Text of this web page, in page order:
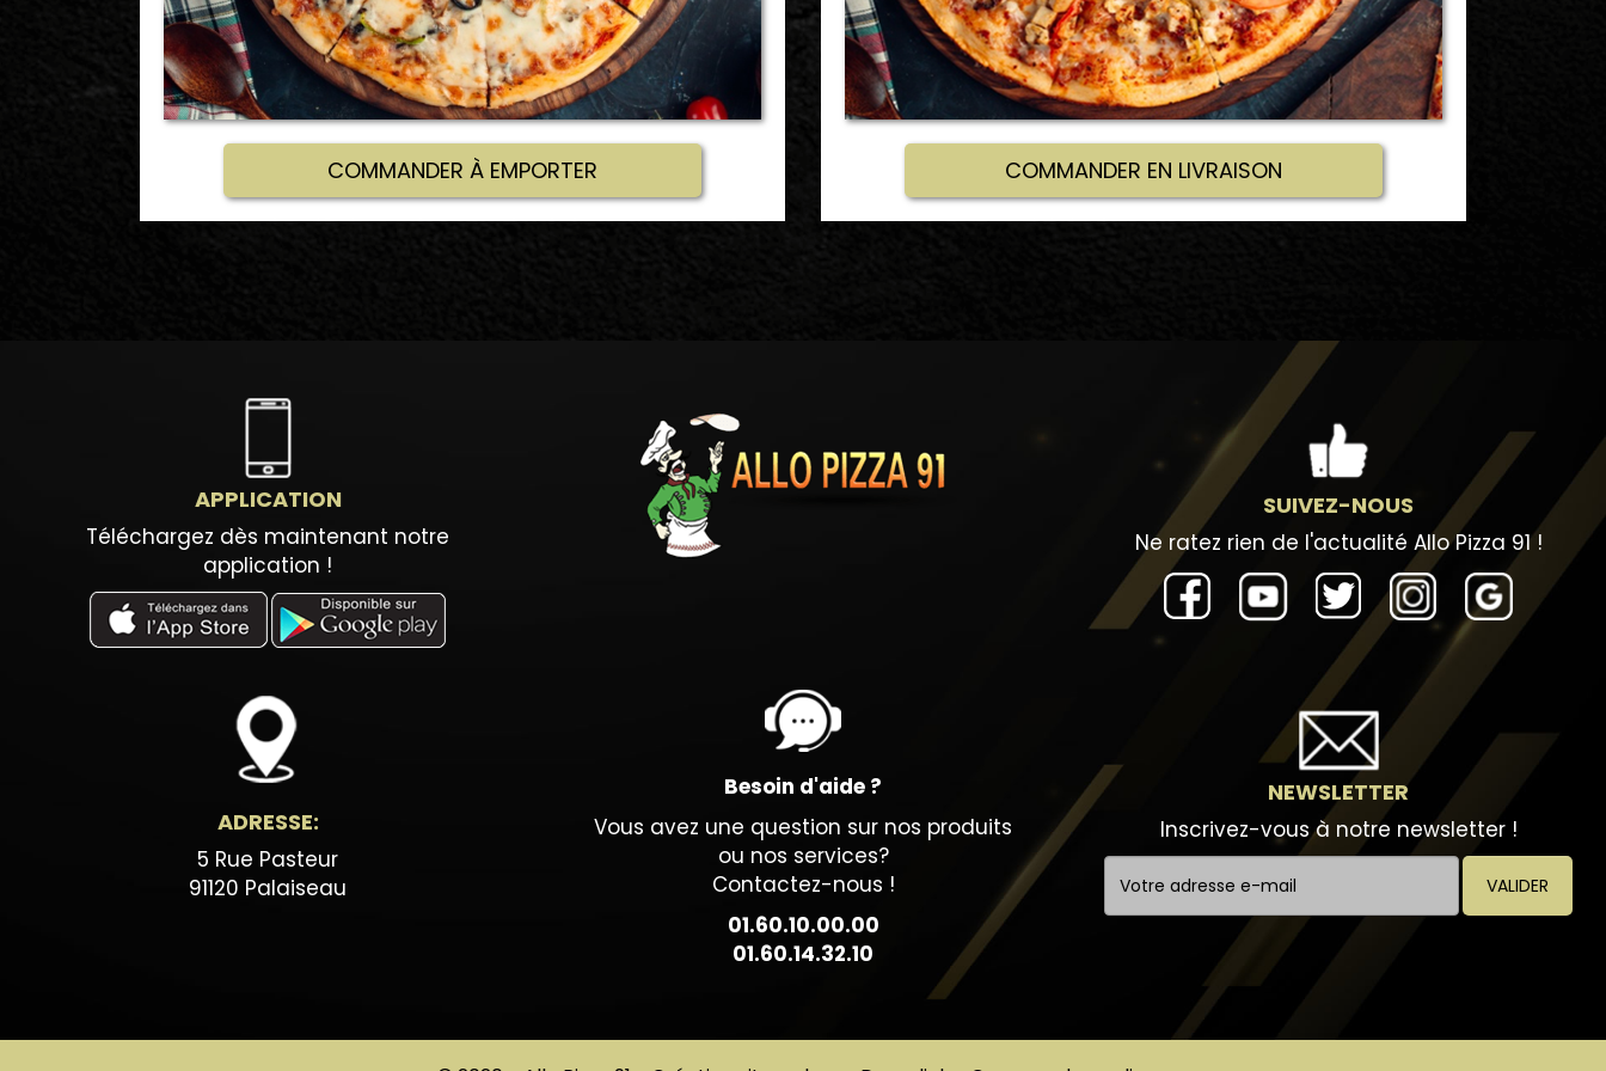
COMMANDER À EMPORTER COMMANDER EN LIVRAISON
APPLICATION
Téléchargez dès maintenant notre
application !
SUIVEZ-NOUS
Ne ratez rien de l'actualité Allo Pizza 91 !
ADRESSE:
5 Rue Pasteur
91120 Palaiseau
Besoin d'aide ?
Vous avez une question sur nos produits
ou nos services?
Contactez-nous !
01.60.10.00.00
01.60.14.32.10
NEWSLETTER
Inscrivez-vous à notre newsletter !
VALIDER